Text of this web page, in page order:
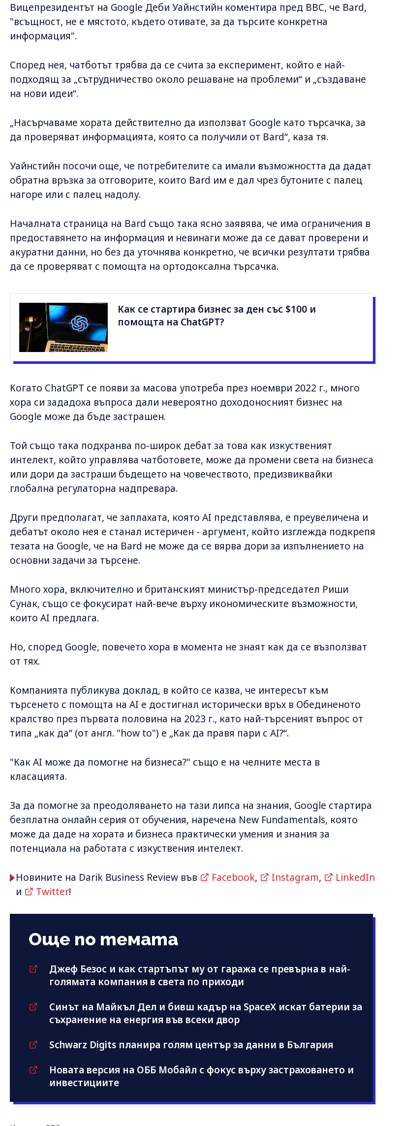
Вицепрезидентът на Google Деби Уайнстийн коментира пред BBC, че Bard,
"всъщност, не е мястото, където отивате, за да търсите конкретна
информация".
Според нея, чатботът трябва да се счита за експеримент, който е най-
подходящ за „сътрудничество около решаване на проблеми“ и „създаване
на нови идеи“.
„Насърчаваме хората действително да използват Google като търсачка, за
да проверяват информацията, която са получили от Bard“, каза тя.
Уайнстийн посочи още, че потребителите са имали възможността да дадат
обратна връзка за отговорите, които Bard им е дал чрез бутоните с палец
нагоре или с палец надолу.
Началната страница на Bard също така ясно заявява, че има ограничения в
предоставянето на информация и невинаги може да се дават проверени и
акуратни данни, но без да уточнява конкретно, че всички резултати трябва
да се проверяват с помощта на ортодоксална търсачка.
Как се стартира бизнес за ден със $100 и
помощта на ChatGPT?
Когато ChatGPT се появи за масова употреба през ноември 2022 г., много
хора си зададоха въпроса дали невероятно доходоносният бизнес на
Google може да бъде застрашен.
Той също така подхранва по-широк дебат за това как изкуственият
интелект, който управлява чатботовете, може да промени света на бизнеса
или дори да застраши бъдещето на човечеството, предизвиквайки
глобална регулаторна надпревара.
Други предполагат, че заплахата, която AI представлява, е преувеличена и
дебатът около нея е станал истеричен - аргумент, който изглежда подкрепя
тезата на Google, че на Bard не може да се вярва дори за изпълнението на
основни задачи за търсене.
Много хора, включително и британският министър-председател Риши
Сунак, също се фокусират най-вече върху икономическите възможности,
които AI предлага.
Но, според Google, повечето хора в момента не знаят как да се възползват
от тях.
Компанията публикува доклад, в който се казва, че интересът към
търсенето с помощта на AI е достигнал исторически връх в Обединеното
кралство през първата половина на 2023 г., като най-търсеният въпрос от
типа „как да“ (от англ. "how to") е „Как да правя пари с AI?“.
"Как AI може да помогне на бизнеса?" също е на челните места в
класацията.
За да помогне за преодоляването на тази липса на знания, Google стартира
безплатна онлайн серия от обучения, наречена New Fundamentals, която
може да даде на хората и бизнеса практически умения и знания за
потенциала на работата с изкуствения интелект.
Новините на Darik Business Review във Facebook, Instagram,
LinkedIn
и
Twitter!
Още по темата
Джеф Безос и как стартъпът му от гаража се превърна в най-
голямата компания в света по приходи
Синът на Майкъл Дeл и бивш кадър на SpaceX искат батерии за
съхранение на енергия във всеки двор
Schwarz Digits планира голям център за данни в България
Новата версия на ОББ Мобайл с фокус върху застраховането и
инвестициите